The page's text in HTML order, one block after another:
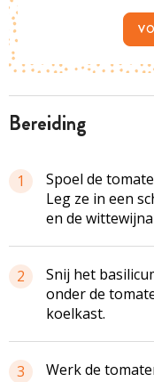
bereiding
1
Spoel de
Leg ze in een
en de
2
Snij het
onder de
koelkast.
3
Werk de